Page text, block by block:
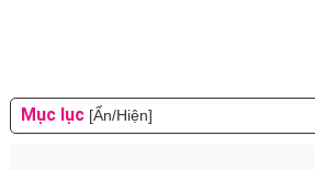
Mục lục [Ẩn/Hiện]